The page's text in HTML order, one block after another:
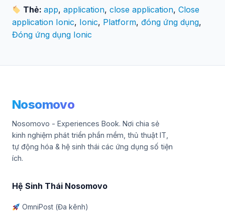
Thẻ:app,application,close application,Close
application Ionic, Ionic, Platform, đóng ứng dụng,
Đóng ứng dụng Ionic
Nosomovo
Nosomovo - Experiences Book. Nơi chia sẻ
kinh nghiệm phát triển phần mềm, thủ thuật IT,
tự động hóa & hệ sinh thái các ứng dụng số tiện
ích.
Hệ Sinh Thái Nosomovo
OmniPost (Đa kênh)